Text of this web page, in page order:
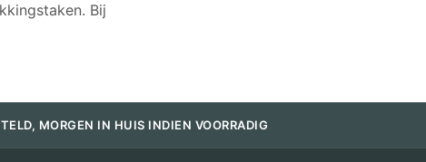
Bij
MORGEN IN HUIS INDIEN VOORRADIG